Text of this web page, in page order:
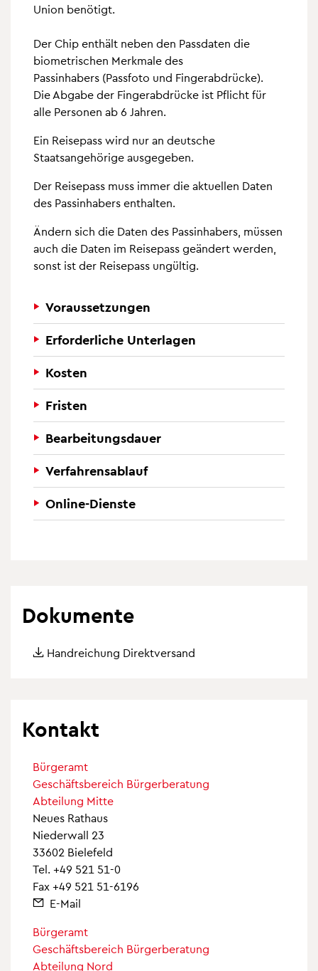
Union benötigt.
Der Chip enthält neben den Passdaten die
biometrischen Merkmale des
Passinhabers (Passfoto und Fingerabdrücke).
Die Abgabe der Fingerabdrücke ist Pflicht für
alle Personen ab 6 Jahren.
Ein Reisepass wird nur an deutsche
Staatsangehörige ausgegeben.
Der Reisepass muss immer die aktuellen Daten
des Passinhabers enthalten.
Ändern sich die Daten des Passinhabers, müssen
auch die Daten im Reisepass geändert werden,
sonst ist der Reisepass ungültig.
Voraussetzungen
Erforderliche Unterlagen
Kosten
Fristen
Bearbeitungsdauer
Verfahrensablauf
Online-Dienste
Dokumente
Handreichung Direktversand
Kontakt
Bürgeramt
Geschäftsbereich Bürgerberatung
Abteilung Mitte
Neues Rathaus
Niederwall 23
33602 Bielefeld
Tel. +49 521 51-0
Fax +49 521 51-6196
E-Mail
Bürgeramt
Geschäftsbereich Bürgerberatung
Abteilung Nord